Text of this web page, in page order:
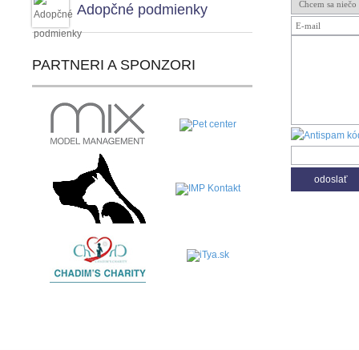
Adopčné podmienky
PARTNERI A SPONZORI